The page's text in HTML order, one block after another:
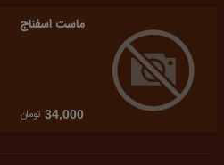
ماست اسفناج
34,000 تومان